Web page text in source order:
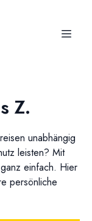
Z.
unabhängig
leisten? Mit
einfach. Hier
persönliche